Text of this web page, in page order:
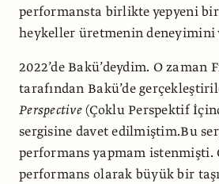
performansta birlikte yepyeni
heykeller üretmenin deneyimini
2022’de Bakü’deydim. O zaman
tarafından Bakü’de
Perspective(Çoklu Perspektif
sergisine davet edilmiştim.Bu
performans yapmam istenmişti.
performans olarak büyük bir